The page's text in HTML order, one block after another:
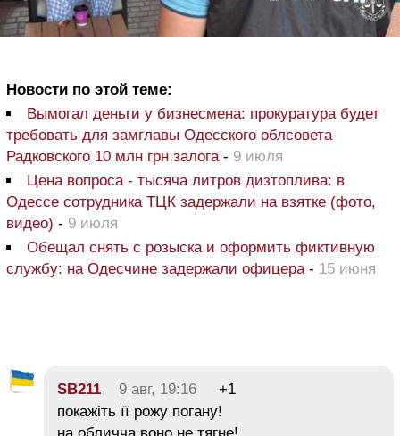
Новости по этой теме:
Вымогал деньги у бизнесмена: прокуратура будет
требовать для замглавы Одесского облсовета
Радковского 10 млн грн залога- 9 июля
Цена вопроса - тысяча литров дизтоплива: в
Одессе сотрудника ТЦК задержали на взятке (фото,
видео) - 9 июля
Обещал снять с розыска и оформить фиктивную
службу: на Одесчине задержали офицера - 15 июня
SB211 9 авг, 19:16
+1
покажіть її рожу погану!